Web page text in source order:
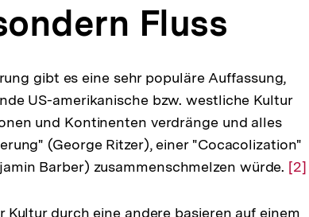
Fluss
gibt es eine sehr populäre Auffassung,
US-amerikanische bzw. westliche Kultur
und Kontinenten verdränge und alles
(George Ritzer), einer "Cocacolization"
Barber) zusammenschmelzen würde. Zur
der
[2]
durch eine andere basieren auf einem